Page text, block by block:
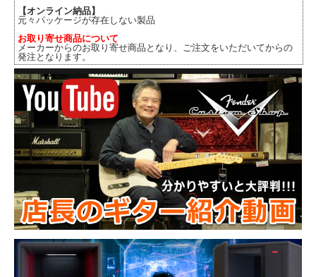
【オンライン納品】
元々パッケージが存在しない製品
お取り寄せ商品について
メーカーからのお取り寄せ商品となり、ご注文をいただいてからの
発注となります。